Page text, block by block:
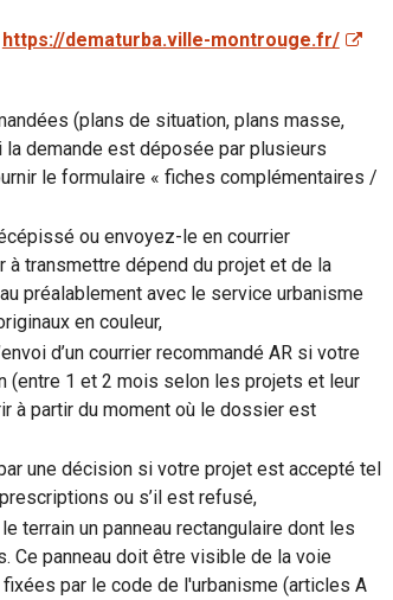
https://dematurba.ville-montrouge.fr/
(plans de situation, plans masse,
demande est déposée par plusieurs
le formulaire « fiches complémentaires /
ou envoyez-le en courrier
à transmettre dépend du projet et de la
préalablement avec le service urbanisme
en couleur,
d’un courrier recommandé AR si votre
(entre 1 et 2 mois selon les projets et leur
à partir du moment où le dossier est
une décision si votre projet est accepté tel
ou s’il est refusé,
terrain un panneau rectangulaire dont les
Ce panneau doit être visible de la voie
par le code de l'urbanisme (articles A